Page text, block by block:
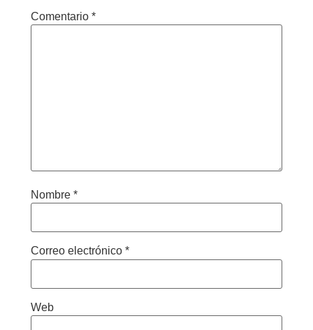
Comentario *
Nombre *
Correo electrónico *
Web